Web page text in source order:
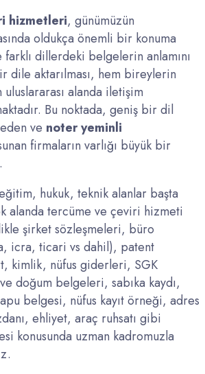
hizmetleri, günümüzün
oldukça önemli bir konuma
dillerdeki belgelerin anlamını
dile aktarılması, hem bireylerin
alanda iletişim
Bu noktada, geniş bir dil
ve noter yeminli
firmaların varlığı büyük bir
hukuk, teknik alanlar başta
alanda tercüme ve çeviri hizmeti
şirket sözleşmeleri, büro
icra, ticari vs dahil), patent
kimlik, nüfus giderleri, SGK
doğum belgeleri, sabıka kaydı,
belgesi, nüfus kayıt örneği, adres
ehliyet, araç ruhsatı gibi
konusunda uzman kadromuzla